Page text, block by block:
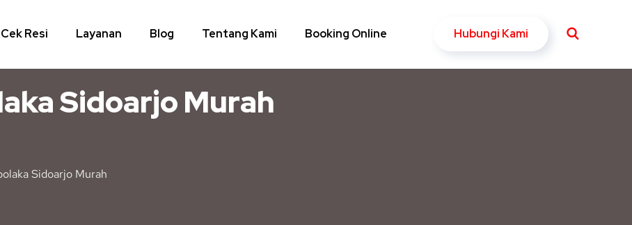
Cek Resi Layanan Blog Tentang Kami Booking Online Hubungi Kami
Sidoarjo Murah
Sidoarjo Murah